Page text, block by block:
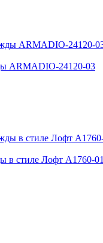
ARMADIO-24120-03
в стиле Лофт A1760-01